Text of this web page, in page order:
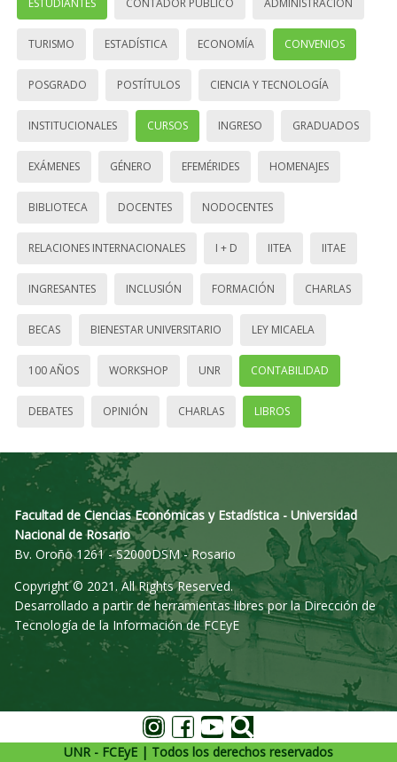
ESTUDIANTES CONTADOR PÚBLICO ADMINISTRACIÓN
TURISMO ESTADÍSTICA ECONOMÍA CONVENIOS
POSGRADO POSTÍTULOS CIENCIA Y TECNOLOGÍA
INSTITUCIONALES CURSOS INGRESO GRADUADOS
EXÁMENES GÉNERO EFEMÉRIDES HOMENAJES
BIBLIOTECA DOCENTES NODOCENTES
RELACIONES INTERNACIONALES I + D IITEA IITAE
INGRESANTES INCLUSIÓN FORMACIÓN CHARLAS
BECAS BIENESTAR UNIVERSITARIO LEY MICAELA
100 AÑOS WORKSHOP UNR CONTABILIDAD
DEBATES OPINIÓN CHARLAS LIBROS
Facultad de Ciencias Económicas y Estadística - Universidad
Nacional de Rosario
Bv. Oroño 1261 - S2000DSM - Rosario
Copyright © 2021. All Rights Reserved.
Desarrollado a partir de herramientas libres por la Dirección de
Tecnología de la Información de FCEyE
UNR - FCEyE | Todos los derechos reservados